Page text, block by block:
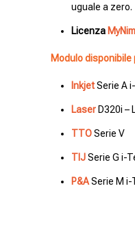
uguale a zero.
Licenza
Modulo disponibile
InkjetSerie A
LaserD320i –
TTOSerie V
TIJSerie G i-
P&ASerie M i-